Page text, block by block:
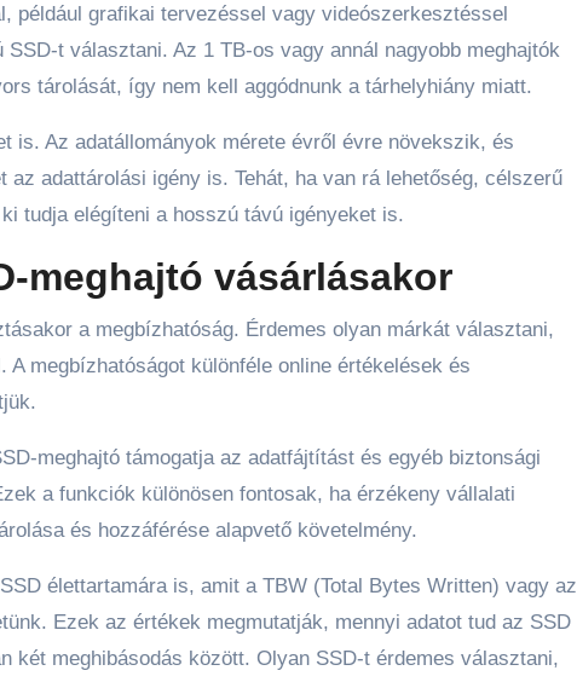
például grafikai tervezéssel vagy videószerkesztéssel
t választani. Az 1 TB-os vagy annál nagyobb meghajtók
tárolását, így nem kell aggódnunk a tárhelyhiány miatt.
is. Az adatállományok mérete évről évre növekszik, és
adattárolási igény is. Tehát, ha van rá lehetőség, célszerű
tudja elégíteni a hosszú távú igényeket is.
meghajtó vásárlásakor
a megbízhatóság. Érdemes olyan márkát választani,
megbízhatóságot különféle online értékelések és
meghajtó támogatja az adatfájtítást és egyéb biztonsági
a funkciók különösen fontosak, ha érzékeny vállalati
és hozzáférése alapvető követelmény.
élettartamára is, amit a TBW (Total Bytes Written) vagy az
Ezek az értékek megmutatják, mennyi adatot tud az SSD
két meghibásodás között. Olyan SSD-t érdemes választani,